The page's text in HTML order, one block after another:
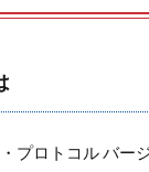
プロトコル バー